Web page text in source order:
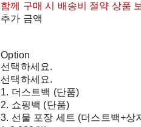
함께 구매 시 배송비 절약 상품
추가 금액
Option
선택하세요.
선택하세요.
1. 더스트백 (단품)
2. 쇼핑백 (단품)
3. 선물 포장 세트 (더스트백+상